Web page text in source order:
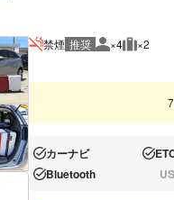
禁煙 推奨 推奨人数
×4 推奨荷物
×2
あり:カーナビ あり:
あり:Bluetooth なし: